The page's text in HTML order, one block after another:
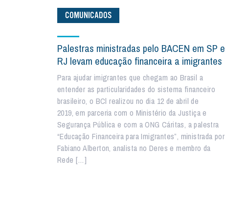
COMUNICADOS
Palestras ministradas pelo BACEN em SP e
RJ levam educação financeira a imigrantes
Para ajudar imigrantes que chegam ao Brasil a
entender as particularidades do sistema financeiro
brasileiro, o BCl realizou no dia 12 de abril de
2019, em parceria com o Ministério da Justiça e
Segurança Pública e com a ONG Cáritas, a palestra
“Educação Financeira para Imigrantes”, ministrada por
Fabiano Alberton, analista no Deres e membro da
Rede […]